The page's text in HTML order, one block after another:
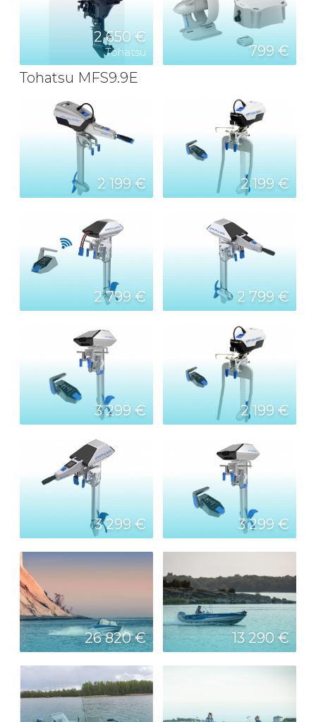
2 650 €
Tohatsu
Tohatsu MFS9.9E
799 €
2 199 € 2 199 €
2 799 € 2 799 €
3 299 € 2 199 €
3 299 € 3 299 €
26 820 € 13 290 €